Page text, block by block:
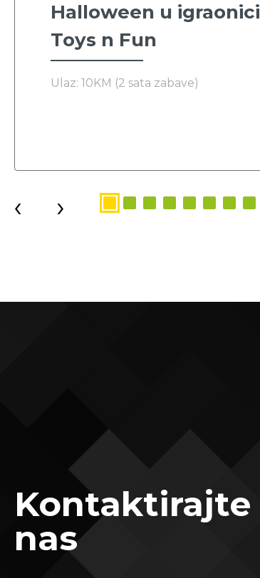
Halloween u igraonici
Toys n Fun
Ulaz: 10KM (2 sata zabave)
‹ ›
Kontaktirajte
nas